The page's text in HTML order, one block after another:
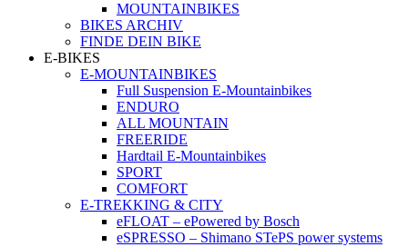
MOUNTAINBIKES
BIKES ARCHIV
FINDE DEIN BIKE
E-BIKES
E-MOUNTAINBIKES
Full Suspension E-Mountainbikes
ENDURO
ALL MOUNTAIN
FREERIDE
Hardtail E-Mountainbikes
SPORT
COMFORT
E-TREKKING & CITY
eFLOAT – ePowered by Bosch
eSPRESSO – Shimano STePS power systems